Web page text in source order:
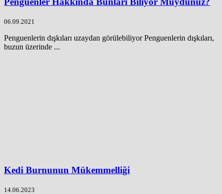
06.09.2021
Penguenlerin dışkıları uzaydan görülebiliyor Penguenlerin dışkıları,
buzun üzerinde ...
Kedi Burnunun Mükemmelliği
14.06.2023